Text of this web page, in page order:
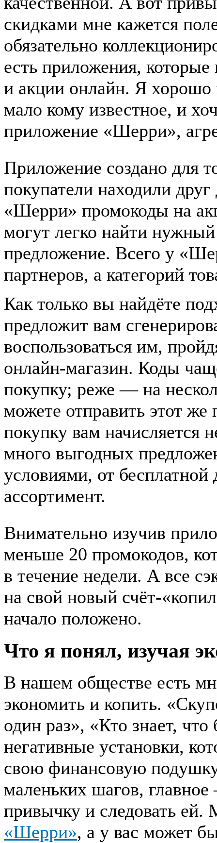
скидками мне кажется
обязательно
есть приложения,
и акции онлайн. Я хорошо
мало кому известное, и
приложение «Шерри»,
Приложение создано для
покупатели находили
«Шерри» промокоды на
могут легко найти
предложение. Всего у
партнеров, а категорий
Как только вы найдёте
предложит вам
воспользоваться им,
онлайн-магазин. Коды
покупку; реже — на
можете отправить этот же
покупку вам
много выгодных
условиями, от бесплатной
ассортимент.
Внимательно изучив
меньше 20 промокодов,
в течение недели. А все
на свой новый счёт-
начало положено.
Что я понял, изучая
В нашем обществе есть
экономить и копить.
один раз», «Кто знает,
негативные установки,
свою финансовую
маленьких шагов,
привычку и следовать
«Шерри», а у вас может